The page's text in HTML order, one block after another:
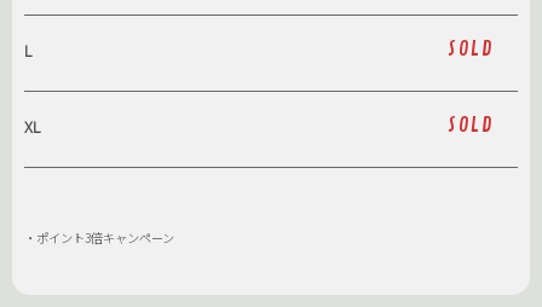
L SOLD
XL SOLD
・ポイント3倍キャンペーン